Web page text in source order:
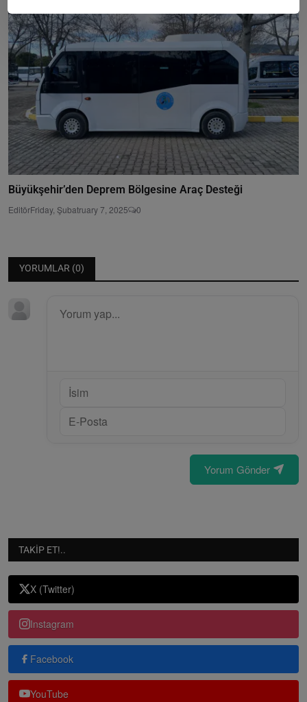
Büyükşehir’den Deprem Bölgesine Araç Desteği
EditörFriday, Şubatruary 7, 2025 0
YORUMLAR (0)
Yorum Gönder
TAKIP ET!..
X (Twitter)
Instagram
Facebook
YouTube